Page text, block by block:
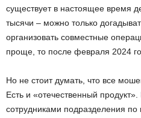
существует в настоящее время
тысячи – можно только
организовать совместные
проще, то после февраля 2024
Но не стоит думать, что все
Есть и «отечественный
сотрудниками подразделения по